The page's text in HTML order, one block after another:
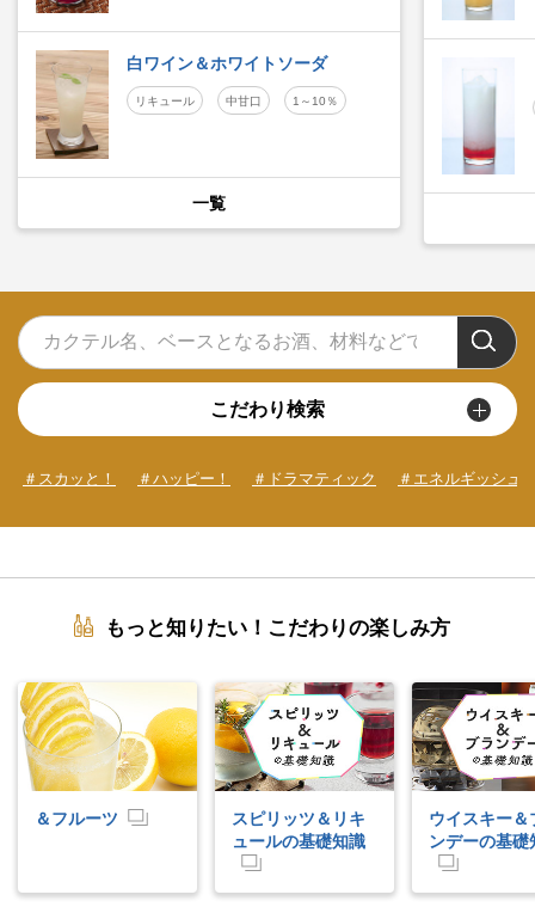
白ワイン＆ホワイトソーダ
リキュール 中甘口 1～10％
一覧
こだわり検索
＃スカッと！ ＃ハッピー！ ＃ドラマティック ＃エネルギッシュ
もっと知りたい！こだわりの楽しみ方
＆フルーツ
スピリッツ＆リキ
ュールの基礎知識
ウイスキー＆
ンデーの基礎